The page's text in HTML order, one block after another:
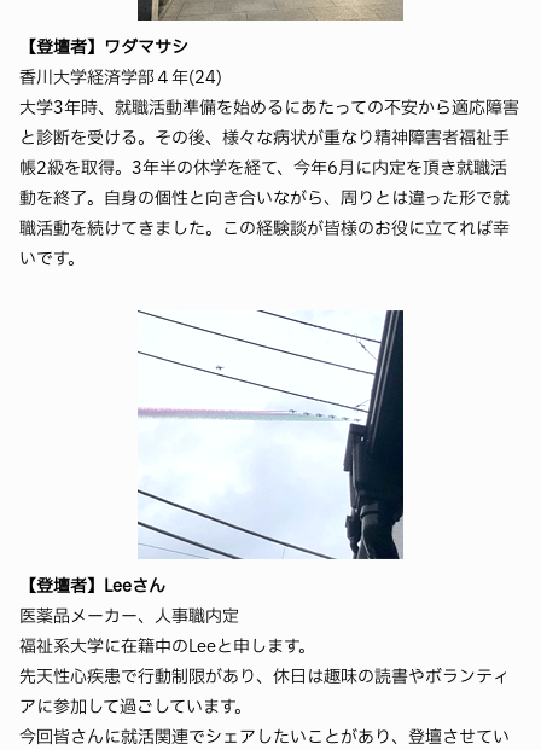
【登壇者】ワダマサシ
香川大学経済学部４年(24)
大学3年時、就職活動準備を始めるにあたっての不安から適応障害
と診断を受ける。その後、様々な病状が重なり精神障害者福祉手
帳2級を取得。3年半の休学を経て、今年6月に内定を頂き就職活
動を終了。自身の個性と向き合いながら、周りとは違った形で就
職活動を続けてきました。この経験談が皆様のお役に立てれば幸
いです。
【登壇者】Leeさん
医薬品メーカー、人事職内定
福祉系大学に在籍中のLeeと申します。
先天性心疾患で行動制限があり、休日は趣味の読書やボランティ
アに参加して過ごしています。
今回皆さんに就活関連でシェアしたいことがあり、登壇させてい